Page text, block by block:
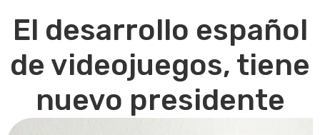
El desarrollo español
de videojuegos, tiene
nuevo presidente